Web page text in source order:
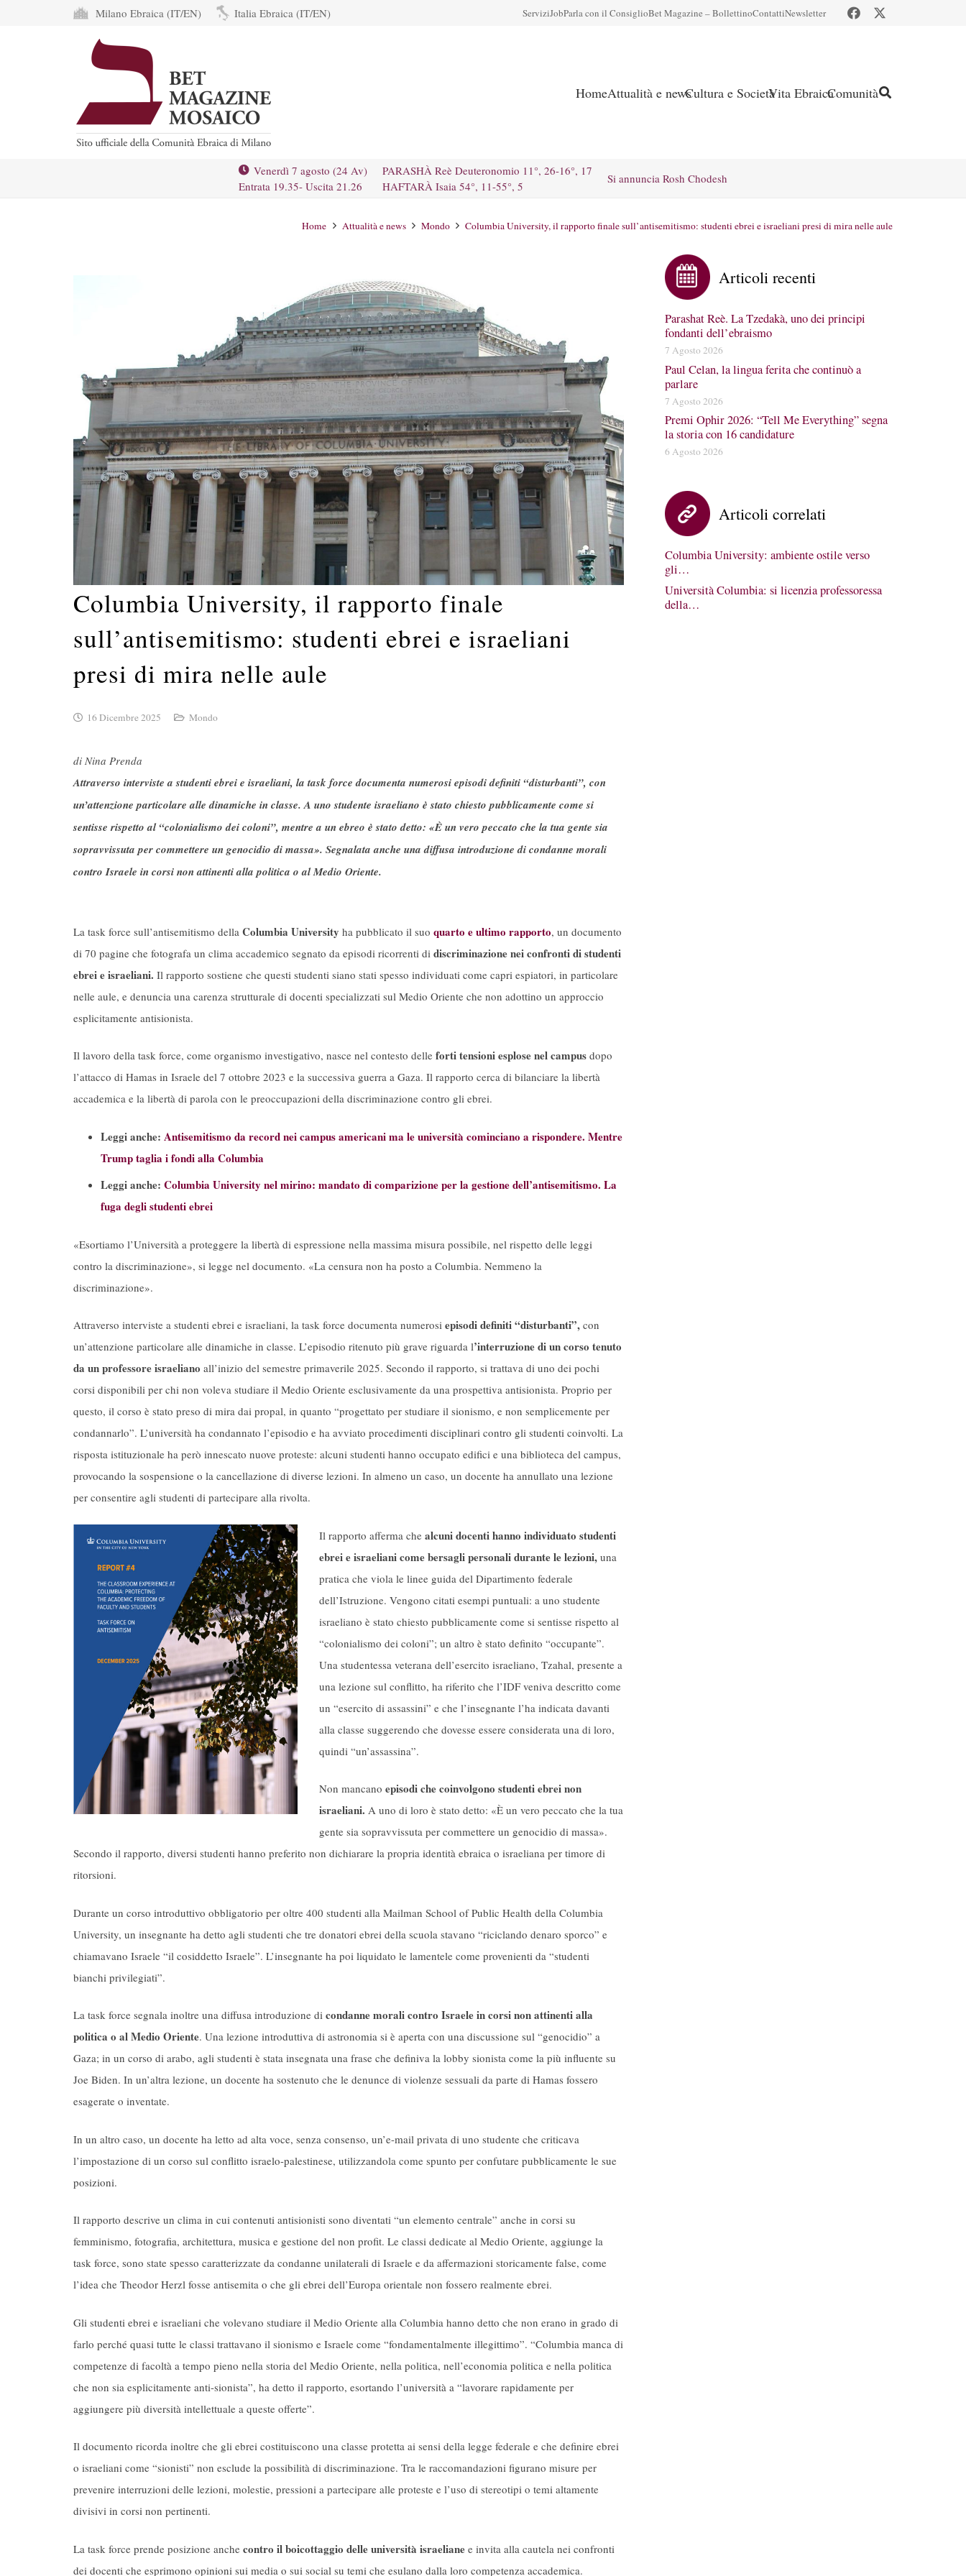
Milano Ebraica (IT/EN) Italia Ebraica (IT/EN) ServiziJobParla con il ConsiglioBet Magazine – BollettinoContattiNewsletter
HomeAttualità e newsCultura e SocietàVita EbraicaComunità
Venerdì 7 agosto (24 Av)
Entrata 19.35- Uscita 21.26
PARASHÀ Reè Deuteronomio 11°, 26-16°, 17
HAFTARÀ Isaia 54°, 11-55°, 5
Si annuncia Rosh Chodesh
Home Attualità e news Mondo Columbia University, il rapporto finale sull’antisemitismo: studenti ebrei e israeliani presi di mira nelle aule
Columbia University, il rapporto finale
sull’antisemitismo: studenti ebrei e israeliani
presi di mira nelle aule
16 Dicembre 2025 Mondo
di Nina Prenda
Attraverso interviste a studenti ebrei e israeliani, la task force documenta numerosi episodi definiti “disturbanti”, con
un’attenzione particolare alle dinamiche in classe. A uno studente israeliano è stato chiesto pubblicamente come si
sentisse rispetto al “colonialismo dei coloni”, mentre a un ebreo è stato detto: «È un vero peccato che la tua gente sia
sopravvissuta per commettere un genocidio di massa». Segnalata anche una diffusa introduzione di condanne morali
contro Israele in corsi non attinenti alla politica o al Medio Oriente.
La task force sull’antisemitismo della Columbia University ha pubblicato il suo quarto e ultimo rapporto, un documento
di 70 pagine che fotografa un clima accademico segnato da episodi ricorrenti di discriminazione nei confronti di studenti
ebrei e israeliani. Il rapporto sostiene che questi studenti siano stati spesso individuati come capri espiatori, in particolare
nelle aule, e denuncia una carenza strutturale di docenti specializzati sul Medio Oriente che non adottino un approccio
esplicitamente antisionista.
Il lavoro della task force, come organismo investigativo, nasce nel contesto delle forti tensioni esplose nel campus dopo
l’attacco di Hamas in Israele del 7 ottobre 2023 e la successiva guerra a Gaza. Il rapporto cerca di bilanciare la libertà
accademica e la libertà di parola con le preoccupazioni della discriminazione contro gli ebrei.
Leggi anche: Antisemitismo da record nei campus americani ma le università cominciano a rispondere. Mentre
Trump taglia i fondi alla Columbia
Leggi anche: Columbia University nel mirino: mandato di comparizione per la gestione dell’antisemitismo. La
fuga degli studenti ebrei
«Esortiamo l’Università a proteggere la libertà di espressione nella massima misura possibile, nel rispetto delle leggi
contro la discriminazione», si legge nel documento. «La censura non ha posto a Columbia. Nemmeno la
discriminazione».
Attraverso interviste a studenti ebrei e israeliani, la task force documenta numerosi episodi definiti “disturbanti”, con
un’attenzione particolare alle dinamiche in classe. L’episodio ritenuto più grave riguarda l’interruzione di un corso tenuto
da un professore israeliano all’inizio del semestre primaverile 2025. Secondo il rapporto, si trattava di uno dei pochi
corsi disponibili per chi non voleva studiare il Medio Oriente esclusivamente da una prospettiva antisionista. Proprio per
questo, il corso è stato preso di mira dai propal, in quanto “progettato per studiare il sionismo, e non semplicemente per
condannarlo”. L’università ha condannato l’episodio e ha avviato procedimenti disciplinari contro gli studenti coinvolti. La
risposta istituzionale ha però innescato nuove proteste: alcuni studenti hanno occupato edifici e una biblioteca del campus,
provocando la sospensione o la cancellazione di diverse lezioni. In almeno un caso, un docente ha annullato una lezione
per consentire agli studenti di partecipare alla rivolta.
Il rapporto afferma che alcuni docenti hanno individuato studenti
ebrei e israeliani come bersagli personali durante le lezioni, una
pratica che viola le linee guida del Dipartimento federale
dell’Istruzione. Vengono citati esempi puntuali: a uno studente
israeliano è stato chiesto pubblicamente come si sentisse rispetto al
“colonialismo dei coloni”; un altro è stato definito “occupante”.
Una studentessa veterana dell’esercito israeliano, Tzahal, presente a
una lezione sul conflitto, ha riferito che l’IDF veniva descritto come
un “esercito di assassini” e che l’insegnante l’ha indicata davanti
alla classe suggerendo che dovesse essere considerata una di loro,
quindi “un’assassina”.
Non mancano episodi che coinvolgono studenti ebrei non
israeliani. A uno di loro è stato detto: «È un vero peccato che la tua
gente sia sopravvissuta per commettere un genocidio di massa».
Secondo il rapporto, diversi studenti hanno preferito non dichiarare la propria identità ebraica o israeliana per timore di
ritorsioni.
Durante un corso introduttivo obbligatorio per oltre 400 studenti alla Mailman School of Public Health della Columbia
University, un insegnante ha detto agli studenti che tre donatori ebrei della scuola stavano “riciclando denaro sporco” e
chiamavano Israele “il cosiddetto Israele”. L’insegnante ha poi liquidato le lamentele come provenienti da “studenti
bianchi privilegiati”.
La task force segnala inoltre una diffusa introduzione di condanne morali contro Israele in corsi non attinenti alla
politica o al Medio Oriente. Una lezione introduttiva di astronomia si è aperta con una discussione sul “genocidio” a
Gaza; in un corso di arabo, agli studenti è stata insegnata una frase che definiva la lobby sionista come la più influente su
Joe Biden. In un’altra lezione, un docente ha sostenuto che le denunce di violenze sessuali da parte di Hamas fossero
esagerate o inventate.
In un altro caso, un docente ha letto ad alta voce, senza consenso, un’e-mail privata di uno studente che criticava
l’impostazione di un corso sul conflitto israelo-palestinese, utilizzandola come spunto per confutare pubblicamente le sue
posizioni.
Il rapporto descrive un clima in cui contenuti antisionisti sono diventati “un elemento centrale” anche in corsi su
femminismo, fotografia, architettura, musica e gestione del non profit. Le classi dedicate al Medio Oriente, aggiunge la
task force, sono state spesso caratterizzate da condanne unilaterali di Israele e da affermazioni storicamente false, come
l’idea che Theodor Herzl fosse antisemita o che gli ebrei dell’Europa orientale non fossero realmente ebrei.
Gli studenti ebrei e israeliani che volevano studiare il Medio Oriente alla Columbia hanno detto che non erano in grado di
farlo perché quasi tutte le classi trattavano il sionismo e Israele come “fondamentalmente illegittimo”. “Columbia manca di
competenze di facoltà a tempo pieno nella storia del Medio Oriente, nella politica, nell’economia politica e nella politica
che non sia esplicitamente anti-sionista”, ha detto il rapporto, esortando l’università a “lavorare rapidamente per
aggiungere più diversità intellettuale a queste offerte”.
Il documento ricorda inoltre che gli ebrei costituiscono una classe protetta ai sensi della legge federale e che definire ebrei
o israeliani come “sionisti” non esclude la possibilità di discriminazione. Tra le raccomandazioni figurano misure per
prevenire interruzioni delle lezioni, molestie, pressioni a partecipare alle proteste e l’uso di stereotipi o temi altamente
divisivi in corsi non pertinenti.
La task force prende posizione anche contro il boicottaggio delle università israeliane e invita alla cautela nei confronti
dei docenti che esprimono opinioni sui media o sui social su temi che esulano dalla loro competenza accademica.
Articoli recenti
Parashat Reè. La Tzedakà, uno dei principi
fondanti dell’ebraismo
7 Agosto 2026
Paul Celan, la lingua ferita che continuò a
parlare
7 Agosto 2026
Premi Ophir 2026: “Tell Me Everything” segna
la storia con 16 candidature
6 Agosto 2026
Articoli correlati
Columbia University: ambiente ostile verso
gli…
Università Columbia: si licenzia professoressa
della…